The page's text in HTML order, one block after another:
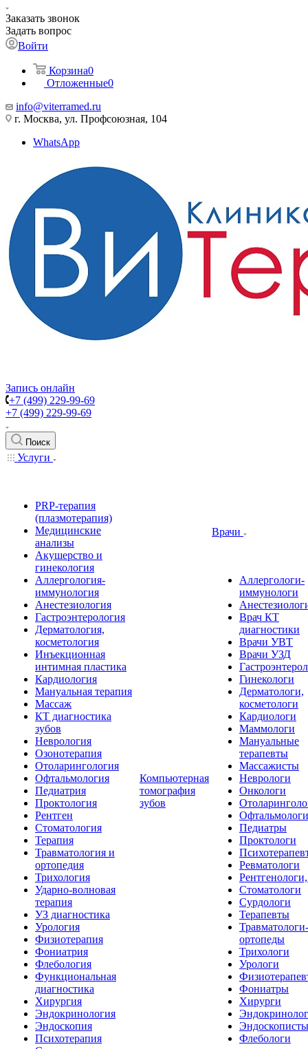
Заказать звонок
Задать вопрос
Войти
Корзина0
Отложенные0
info@viterramed.ru
г. Москва, ул. Профсоюзная, 104
WhatsApp
Запись онлайн
+7 (499) 229-99-69
+7 (499) 229-99-69
Поиск
Услуги
PRP-терапия
(плазмотерапия)
Медицинские
анализы
Акушерство и
гинекология
Аллергология-
иммунология
Анестезиология
Гастроэнтерология
Дерматология,
косметология
Инъекционная
интимная пластика
Кардиология
Мануальная терапия
Массаж
КТ диагностика
зубов
Неврология
Озонотерапия
Отоларингология
Офтальмология
Педиатрия
Проктология
Рентген
Стоматология
Терапия
Травматология и
ортопедия
Трихология
Ударно-волновая
терапия
УЗ диагностика
Урология
Физиотерапия
Фониатрия
Флебология
Функциональная
диагностика
Хирургия
Эндокринология
Эндоскопия
Психотерапия
Компьютерная
томография
зубов
Врачи
Аллергологи-
иммунологи
Врач КТ
диагностики
Врачи УВТ
Врачи УЗД
Гинекологи
Дерматологи,
косметологи
Кардиологи
Маммологи
Мануальные
терапевты
Массажисты
Неврологи
Онкологи
Офтальмологи
Педиатры
Проктологи
Ревматологи
Стоматологи
Сурдологи
Терапевты
Травматологи-
ортопеды
Трихологи
Урологи
Фониатры
Хирурги
Эндоскописты
Флебологи